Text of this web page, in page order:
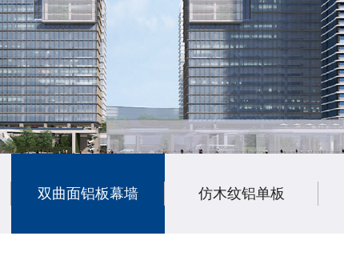
双曲面铝板幕墙 仿木纹铝单板